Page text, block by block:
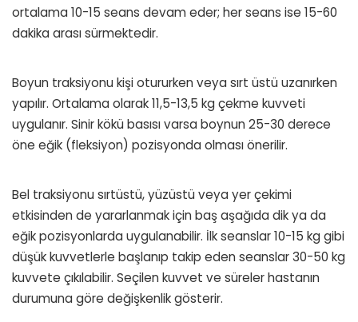
ortalama 10-15 seans devam eder; her seans ise 15-60
dakika arası sürmektedir.
Boyun traksiyonu kişi otururken veya sırt üstü uzanırken
yapılır. Ortalama olarak 11,5-13,5 kg çekme kuvveti
uygulanır. Sinir kökü basısı varsa boynun 25-30 derece
öne eğik (fleksiyon) pozisyonda olması önerilir.
Bel traksiyonu sırtüstü, yüzüstü veya yer çekimi
etkisinden de yararlanmak için baş aşağıda dik ya da
eğik pozisyonlarda uygulanabilir. İlk seanslar 10-15 kg gibi
düşük kuvvetlerle başlanıp takip eden seanslar 30-50 kg
kuvvete çıkılabilir. Seçilen kuvvet ve süreler hastanın
durumuna göre değişkenlik gösterir.